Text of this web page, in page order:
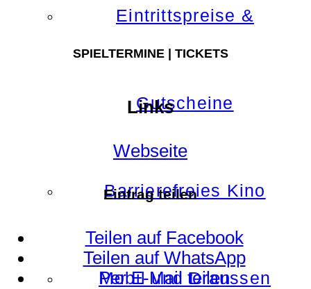
Eintrittspreise &
Gutscheine
Barrierefreies Kino
Mobil und Draussen
SPIELTERMINE | TICKETS
Links
Webseite
Eintrag teilen
Teilen auf Facebook
Teilen auf WhatsApp
Per E-Mail teilen